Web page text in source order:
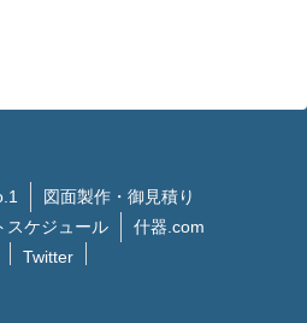
図面製作・御見積り
スケジュール
什器.com
Twitter